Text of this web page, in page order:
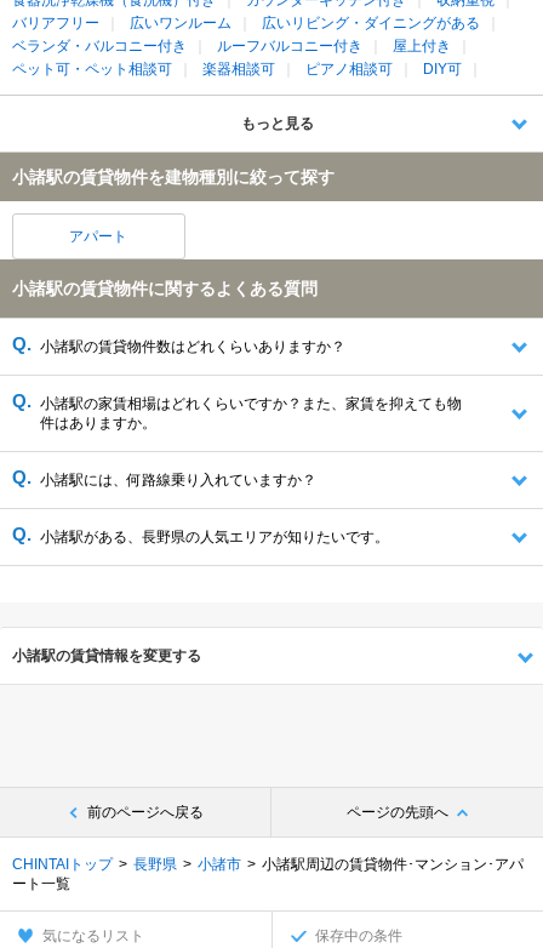
バリアフリー
広いワンルーム
広いリビング・ダイニングがある
ベランダ・バルコニー付き
ルーフバルコニー付き
屋上付き
ペット可・ペット相談可
楽器相談可 ピアノ相談可 DIY可
もっと見る
小諸駅の賃貸物件を建物種別に絞って探す
アパート
小諸駅の賃貸物件に関するよくある質問
小諸駅の賃貸物件数はどれくらいありますか？
小諸駅の家賃相場はどれくらいですか？また、家賃を抑えても物
件はありますか。
小諸駅には、何路線乗り入れていますか？
小諸駅がある、長野県の人気エリアが知りたいです。
小諸駅の賃貸情報を変更する
前のページへ戻る ページの先頭へ
CHINTAIトップ 長野県 小諸市
小諸駅周辺の賃貸物件･マンション･アパ
ート一覧
気になるリスト 保存中の条件